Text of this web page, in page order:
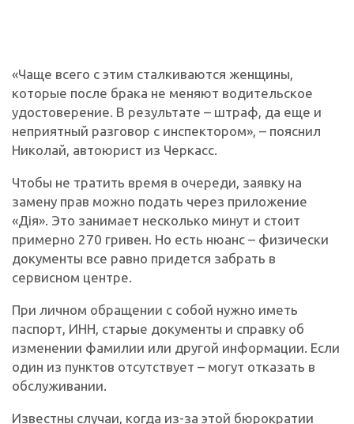
«Чаще всего с этим сталкиваются женщины,
которые после брака не меняют водительское
удостоверение. В результате – штраф, да еще и
неприятный разговор с инспектором», – пояснил
Николай, автоюрист из Черкасс.
Чтобы не тратить время в очереди, заявку на
замену прав можно подать через приложение
«Дія». Это занимает несколько минут и стоит
примерно 270 гривен. Но есть нюанс – физически
документы все равно придется забрать в
сервисном центре.
При личном обращении с собой нужно иметь
паспорт, ИНН, старые документы и справку об
изменении фамилии или другой информации. Если
один из пунктов отсутствует – могут отказать в
обслуживании.
Известны случаи, когда из-за этой бюрократии